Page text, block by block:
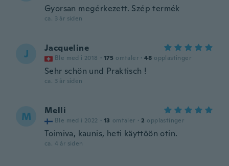
Gyorsan megérkezett. Szép termék
ca. 3 år siden
J Jacqueline
Ble med i 2018 · 175 omtaler · 48 opplastinger
Sehr schön und Praktisch !
ca. 3 år siden
M Melli
Ble med i 2022 · 13 omtaler · 2 opplastinger
Toimiva, kaunis, heti käyttöön otin.
ca. 4 år siden